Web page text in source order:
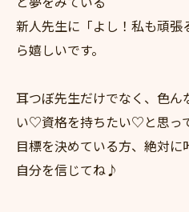
と夢をみている
新人先生に「よし！私も頑張
ら嬉しいです。
耳つぼ先生だけでなく、色ん
い♡資格を持ちたい♡と思っ
目標を決めている方、絶対に
自分を信じてね♪